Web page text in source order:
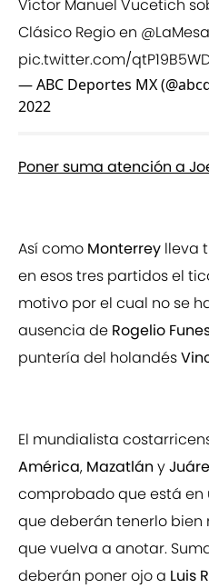
Víctor Manuel Vucetich
Clásico Regio en
pic.twitter.com/
— ABC Deportes MX
2022
Poner suma atención a
Así como Monterrey lleva
en esos tres partidos el
motivo por el cual no se
ausencia de Rogelio
puntería del holandés
El mundialista
América, Mazatlán y
comprobado que está en
que deberán tenerlo
que vuelva a anotar.
deberán poner ojo a Luis